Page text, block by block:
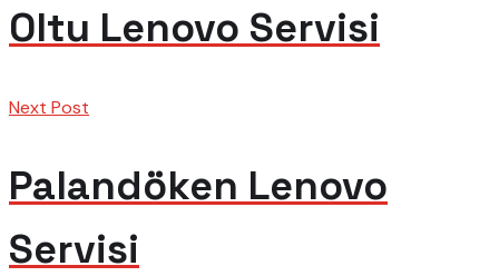
Oltu Lenovo Servisi
Next Post
Palandöken Lenovo
Servisi